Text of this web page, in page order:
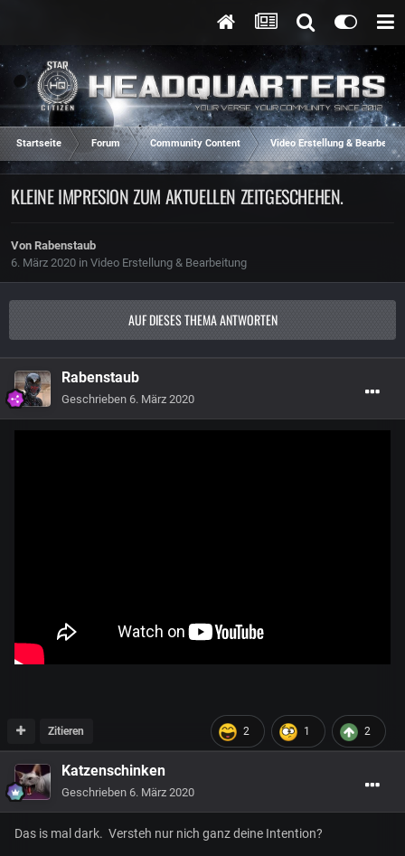
Startseite Forum Community Content Video Erstellung &
KLEINE IMPRESION ZUM AKTUELLEN ZEITGESCHEHEN.
Von Rabenstaub
6. März 2020 in Video Erstellung & Bearbeitung
AUF DIESES THEMA ANTWORTEN
Rabenstaub
Geschrieben 6. März 2020
2 1 2
Zitieren
Katzenschinken
Geschrieben 6. März 2020
Das is mal dark. Versteh nur nich ganz deine Intention?